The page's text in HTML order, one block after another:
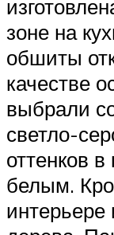
зоне на
обшиты
качестве
выбрали
светло-
оттенков
белым.
интерьере